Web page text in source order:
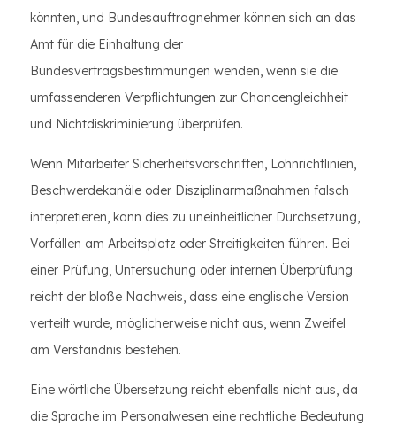
könnten, und Bundesauftragnehmer können sich an das
Amt für die Einhaltung der
Bundesvertragsbestimmungen wenden, wenn sie die
umfassenderen Verpflichtungen zur Chancengleichheit
und Nichtdiskriminierung überprüfen.
Wenn Mitarbeiter Sicherheitsvorschriften, Lohnrichtlinien,
Beschwerdekanäle oder Disziplinarmaßnahmen falsch
interpretieren, kann dies zu uneinheitlicher Durchsetzung,
Vorfällen am Arbeitsplatz oder Streitigkeiten führen. Bei
einer Prüfung, Untersuchung oder internen Überprüfung
reicht der bloße Nachweis, dass eine englische Version
verteilt wurde, möglicherweise nicht aus, wenn Zweifel
am Verständnis bestehen.
Eine wörtliche Übersetzung reicht ebenfalls nicht aus, da
die Sprache im Personalwesen eine rechtliche Bedeutung